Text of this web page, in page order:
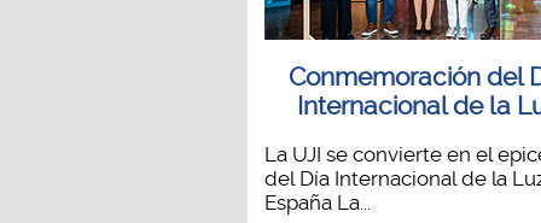
Conmemoración del
Internacional de la
La UJI se convierte en el
del Día Internacional de la
España La...